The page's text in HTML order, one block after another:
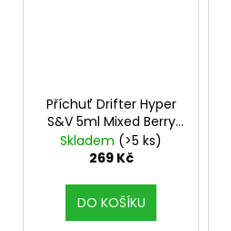
Příchuť Drifter Hyper
S&V 5ml Mixed Berry
Menthol
Skladem (>5 ks)
269 Kč
DO KOŠÍKU